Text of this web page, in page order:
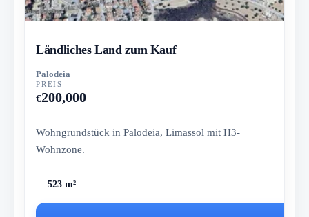
Ländliches Land zum Kauf
Palodeia
PREIS
€200,000
Wohngrundstück in Palodeia, Limassol mit H3-
Wohnzone.
523 m²